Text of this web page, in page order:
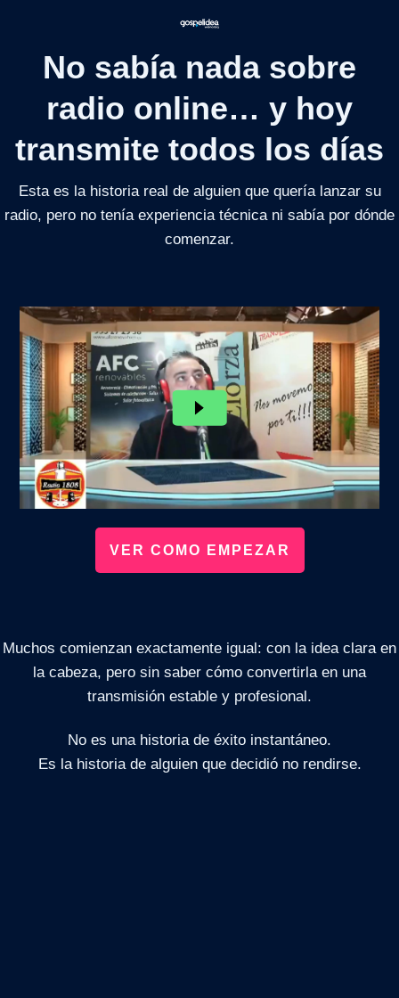
No sabía nada sobre
radio online… y hoy
transmite todos los días
Esta es la historia real de alguien que quería lanzar su
radio, pero no tenía experiencia técnica ni sabía por dónde
comenzar.
VER COMO EMPEZAR
Muchos comienzan exactamente igual: con la idea clara en
la cabeza, pero sin saber cómo convertirla en una
transmisión estable y profesional.
No es una historia de éxito instantáneo.
Es la historia de alguien que decidió no rendirse.